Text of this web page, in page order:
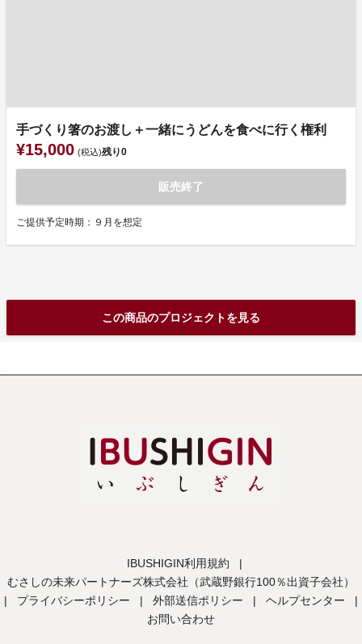
手づくり箸のお渡し＋一緒にうどんを食べに行く権利
¥15,000 (税込)残り0
販売終了
ご提供予定時期：９月を想定
この商品のプロジェクトを見る
IBUSHIGIN利用規約
|
むさしの未来パートナーズ株式会社（武蔵野銀行100％出資子会社）
|
プライバシーポリシー | 外部送信ポリシー | ヘルプセンター
|
お問い合わせ